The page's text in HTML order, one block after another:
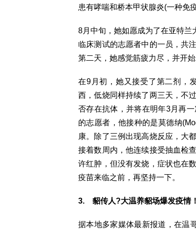
患有哮喘和桥本甲状腺炎(一种免
8月中旬，她如愿成为了在亚特兰
临床测试的志愿者中的一员，共
第二天，她感觉筋疲力尽，并开
在9月初，她又接受了第二剂，
西，低烧同样持续了两三天，不
否存在抗体，并将在明年3月再
的志愿者，他接种的是莫德纳
康。除了三例出现高烧反应，大
接着数周内，他连续接受抽血检
许红肿，但没有发烧，症状也在
疫苗来临之前，再坚持一下。
3. 貂传人?大温养貂场爆发疫情
据本地多家媒体最新报道，在温